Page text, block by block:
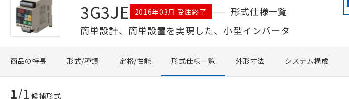
3G3JE 2016年03月 受注終了
形式仕様一覧
簡単設計、簡単設置を実現した、小型インバータ
商品の特長 形式/種類 定格/性能 形式仕様一覧 外形寸法 システム構成
1/1 候補形式